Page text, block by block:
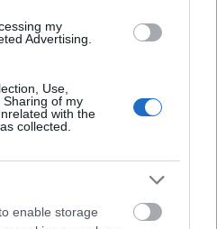
my
Advertising.
Use,
of my
with the
collected.
enable storage
paste»
først og fremst femmila
kan være aktuell for
i VM:20km skiathlon (2.
mars), stafetten (6. mars)
VM 2025: Program,